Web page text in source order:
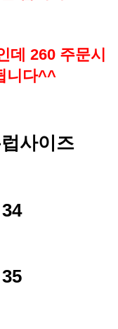
데 260 주문시
니다^^
사이즈